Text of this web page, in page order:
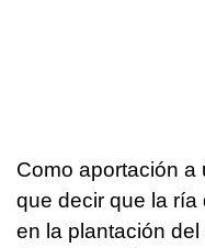
Como aportación a
que decir que la ría
en la plantación